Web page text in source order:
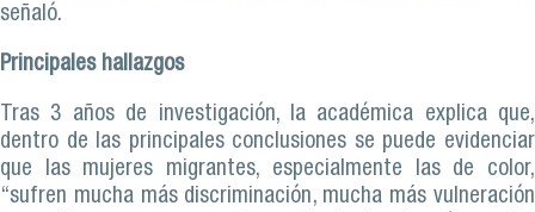
señaló.
Principales hallazgos
Tras 3 años de investigación, la académica explica que,
dentro de las principales conclusiones se puede evidenciar
que las mujeres migrantes, especialmente las de color,
“sufren mucha más discriminación, mucha más vulneración